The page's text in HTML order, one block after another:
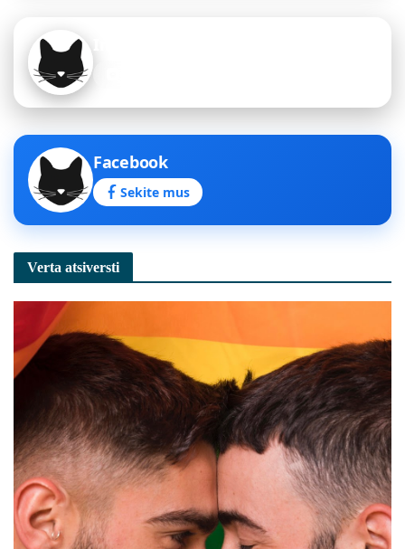
Facebook
Sekite mus
Verta atsiversti